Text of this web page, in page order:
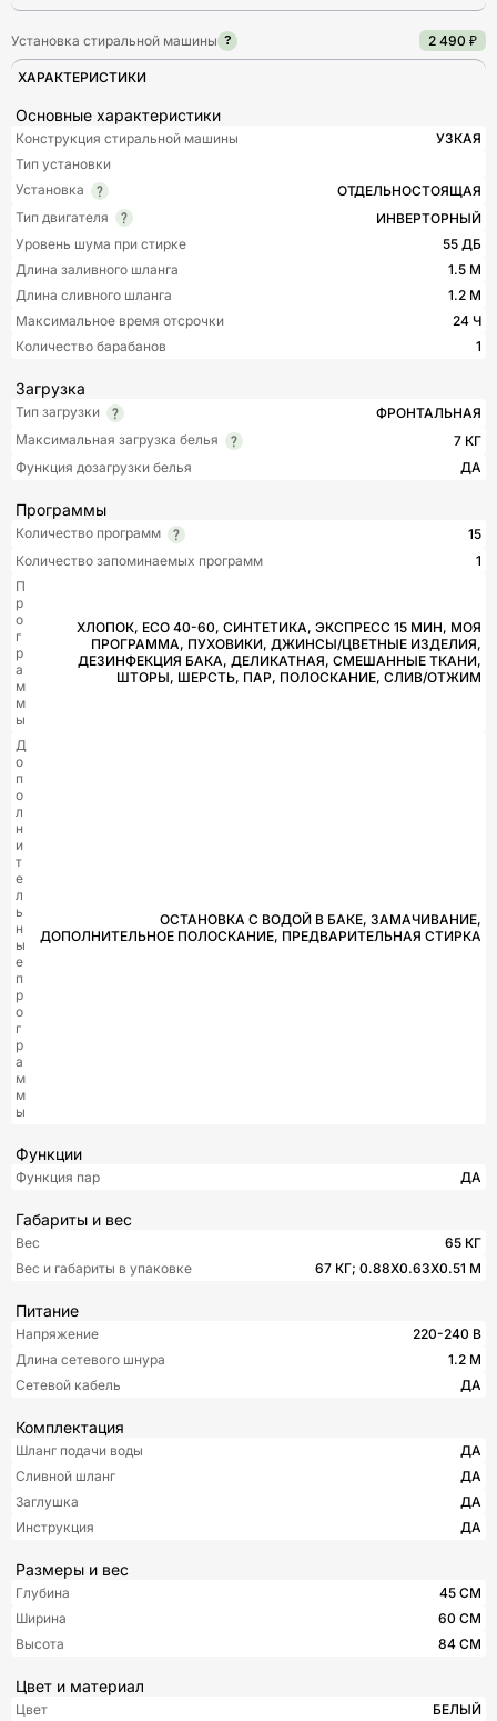
Установка стиральной машины ? 2 490 ₽
ХАРАКТЕРИСТИКИ
Основные характеристики
Конструкция стиральной машины
УЗКАЯ
Тип установки
Установка
ОТДЕЛЬНОСТОЯЩАЯ
Тип двигателя
ИНВЕРТОРНЫЙ
Уровень шума при стирке
55 ДБ
Длина заливного шланга
1.5 М
Длина сливного шланга
1.2 М
Максимальное время отсрочки
24 Ч
Количество барабанов
1
Загрузка
Тип загрузки
ФРОНТАЛЬНАЯ
Максимальная загрузка белья
7 КГ
Функция дозагрузки белья
ДА
Программы
Количество программ
15
Количество запоминаемых программ
1
П
р
о
г
р
а
м
м
ы
ХЛОПОК, ECO 40-60, СИНТЕТИКА, ЭКСПРЕСС 15 МИН, МОЯ
ПРОГРАММА, ПУХОВИКИ, ДЖИНСЫ/ЦВЕТНЫЕ ИЗДЕЛИЯ,
ДЕЗИНФЕКЦИЯ БАКА, ДЕЛИКАТНАЯ, СМЕШАННЫЕ ТКАНИ,
ШТОРЫ, ШЕРСТЬ, ПАР, ПОЛОСКАНИЕ, СЛИВ/ОТЖИМ
Д
о
п
о
л
н
и
т
е
л
ь
н
ы
е
п
р
о
г
р
а
м
м
ы
ОСТАНОВКА С ВОДОЙ В БАКЕ, ЗАМАЧИВАНИЕ,
ДОПОЛНИТЕЛЬНОЕ ПОЛОСКАНИЕ, ПРЕДВАРИТЕЛЬНАЯ СТИРКА
Функции
Функция пар ДА
Габариты и вес
Вес
65 КГ
Вес и габариты в упаковке
67 КГ; 0.88X0.63X0.51 М
Питание
Напряжение
220-240 В
Длина сетевого шнура
1.2 М
Сетевой кабель
ДА
Комплектация
Шланг подачи воды
ДА
Сливной шланг
ДА
Заглушка
ДА
Инструкция
ДА
Размеры и вес
Глубина
45 СМ
Ширина
60 СМ
Высота
84 СМ
Цвет и материал
Цвет БЕЛЫЙ